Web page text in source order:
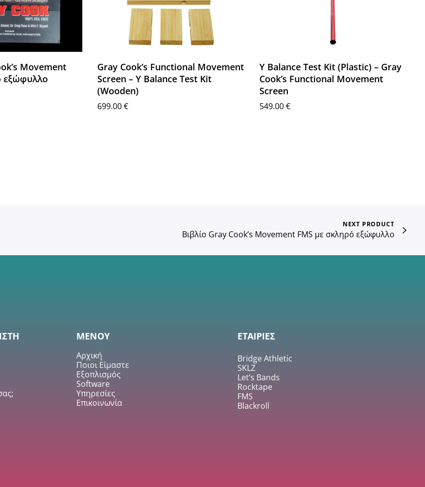
Movement
εξώφυλλο
Gray Cook’s Functional Movement
Screen – Y Balance Test Kit
(Wooden)
699.00€
Y Balance Test Kit (Plastic) – Gray
Cook’s Functional Movement
Screen
549.00€
NEXT PRODUCT
Βιβλίο Gray Cook’s Movement FMS με σκληρό εξώφυλλο
ΜΕΝΟΥ
Αρχική
Ποιοι Είμαστε
Εξοπλισμός
Software
Υπηρεσίες
Επικοινωνία
ΕΤΑΙΡΙΕΣ
Bridge Athletic
SKLZ
Let’s Bands
Rocktape
FMS
Blackroll